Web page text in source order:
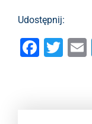
Udostępnij:
F
T